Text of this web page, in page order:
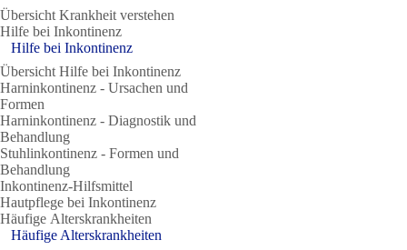
Übersicht Krankheit verstehen
Hilfe bei Inkontinenz
Hilfe bei Inkontinenz
Übersicht Hilfe bei Inkontinenz
Harninkontinenz - Ursachen und
Formen
Harninkontinenz - Diagnostik und
Behandlung
Stuhlinkontinenz - Formen und
Behandlung
Inkontinenz-Hilfsmittel
Hautpflege bei Inkontinenz
Häufige Alterskrankheiten
Häufige Alterskrankheiten